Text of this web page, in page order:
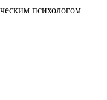
психологом